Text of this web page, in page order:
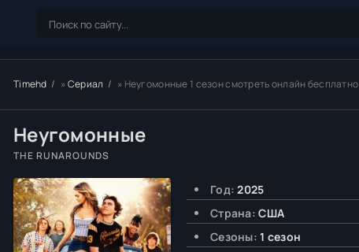
Timehd »Сериал » Неугомонные 1 сезон смотреть онлайн бесплатно
Неугомонные
THE RUNAROUNDS
Год: 2025
Страна: США
Сезоны: 1 сезон